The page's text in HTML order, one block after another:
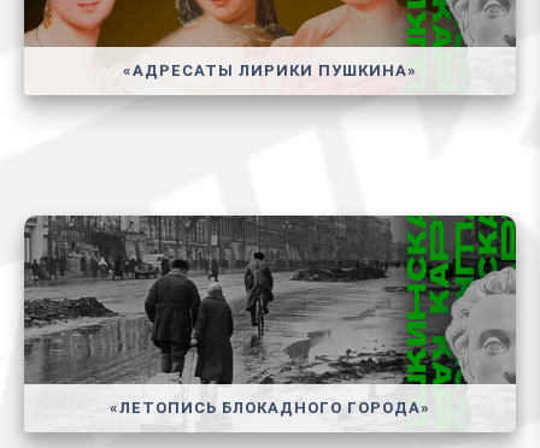
«АДРЕСАТЫ ЛИРИКИ ПУШКИНА»
«ЛЕТОПИСЬ БЛОКАДНОГО ГОРОДА»